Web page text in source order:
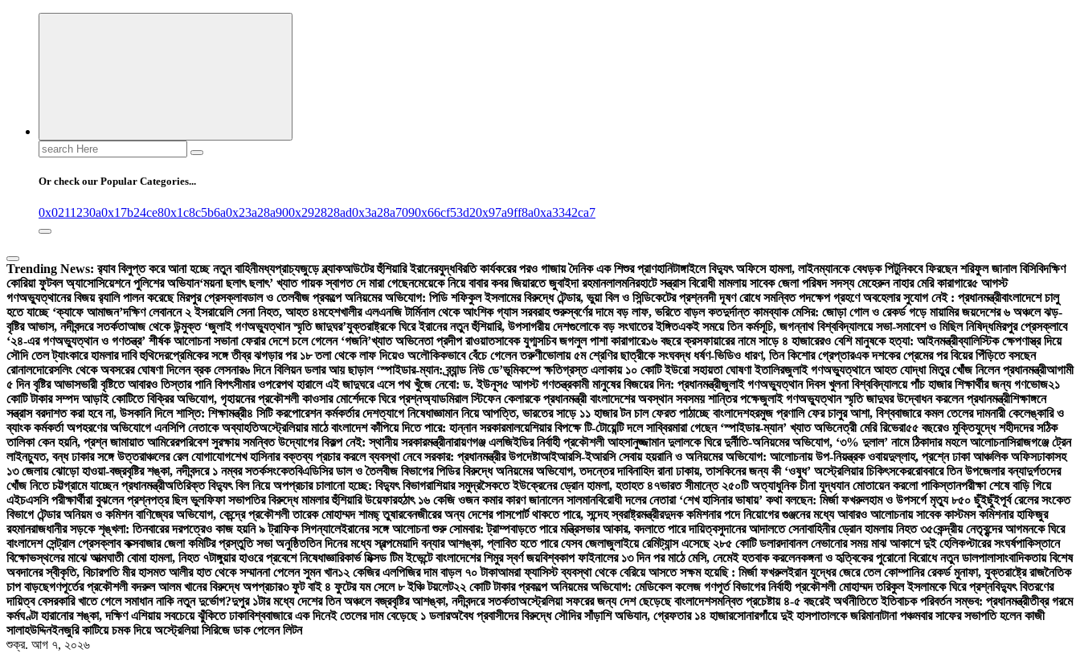
Search
for:
Or check our Popular Categories...
0x0211230a0x17b24ce80x1c8c5b6a0x23a28a900x292828ad0x3a28a7090x66cf53d20x97a9ff8a0xa3342ca7
Trending News: র‍্যাব বিলুপ্ত করে আনা হচ্ছে নতুন বাহিনীমধ্যপ্রাচ্যজুড়ে ব্ল্যাকআউটের হুঁশিয়ারি ইরানেরযুদ্ধবিরতি কার্যকরের পরও গাজায় দৈনিক এক শিশুর প্রাণহানিটাঙ্গাইলে বিদ্যুৎ অফিসে হামলা, লাইনম্যানকে বেধড়ক পিটুনিকবে ফিরছেন শরিফুল জানাল বিসিবিদক্ষিণ
কোরিয়া ফুটবল অ্যাসোসিয়েশনে পুলিশের অভিযান‘ময়না ছলাৎ ছলাৎ’ খ্যাত গায়ক স্বাগত দে মারা গেছেনমেয়েকে নিয়ে বাবার কবর জিয়ারতে জুবাইদা রহমানলালমনিরহাটে সন্ত্রাস বিরোধী মামলায় সাবেক জেলা পরিষদ সদস্য মেহেরুন নাহার মেরি কারাগারে৫ আগস্ট
গণঅভ্যুত্থানের বিজয় র‍্যালি পালন করেছে মিরপুর প্রেসক্লাবডাল ও তেলবীজ প্রকল্পে অনিয়মের অভিযোগ: পিডি শফিকুল ইসলামের বিরুদ্ধে টেন্ডার, ভুয়া বিল ও সিন্ডিকেটের প্রশ্ননদী দূষণ রোধে সমন্বিত পদক্ষেপ গ্রহণে অবহেলার সুযোগ নেই : প্রধানমন্ত্রীবাংলাদেশে চালু
হতে যাচ্ছে ‘ক্যাফে আমাজন’দক্ষিণ লেবাননে ২ ইসরায়েলি সেনা নিহত, আহত ৪মহেশখালীর এলএনজি টার্মিনাল থেকে আংশিক গ্যাস সরবরাহ শুরুস্বর্ণের দামে বড় লাফ, ভরিতে বাড়ল কতদুর্দান্ত কামব্যাক মেসির: জোড়া গোল ও রেকর্ড গড়ে মায়ামির জয়দেশের ৬ অঞ্চলে ঝড়-
বৃষ্টির আভাস, নদীবন্দরে সতর্কতাআজ থেকে উন্মুক্ত ‘জুলাই গণঅভ্যুত্থান স্মৃতি জাদুঘর’যুক্তরাষ্ট্রকে ঘিরে ইরানের নতুন হুঁশিয়ারি, উপসাগরীয় দেশগুলোকে বড় সংঘাতের ইঙ্গিতএকই সময়ে তিন কর্মসূচি, জগন্নাথ বিশ্ববিদ্যালয়ে সভা-সমাবেশ ও মিছিল নিষিদ্ধমিরপুর প্রেসক্লাবে
‘২৪-এর গণঅভ্যুত্থান ও গণতন্ত্র’ শীর্ষক আলোচনা সভানা ফেরার দেশে চলে গেলেন ‘গজনি’খ্যাত অভিনেতা প্রদীপ রাওয়াতসাবেক যুগ্মসচিব জগলুল পাশা কারাগারে১৬ বছরে ক্রসফায়ারের নামে সাড়ে ৪ হাজারেরও বেশি মানুষকে হত্যা: আইনমন্ত্রীব্যালিস্টিক ক্ষেপণাস্ত্র দিয়ে
সৌদি তেল ট্যাংকারে হামলার দাবি হুথিদেরপ্রেমিকের সঙ্গে তীব্র ঝগড়ার পর ১৮ তলা থেকে লাফ দিয়েও অলৌকিকভাবে বেঁচে গেলেন তরুণীভোলায় ৫ম শ্রেণির ছাত্রীকে সংঘবদ্ধ ধর্ষণ-ভিডিও ধারণ, তিন কিশোর গ্রেপ্তারএক দশকের প্রেমের পর বিয়ের পিঁড়িতে বসছেন
রোনালদোরেসলিং থেকে অবসরের ঘোষণা দিলেন ব্রক লেসনার৬ দিনে বিলিয়ন ডলার আয় ছাড়াল ‘স্পাইডার-ম্যান: ব্র্যান্ড নিউ ডে’ভূমিকম্পে ক্ষতিগ্রস্ত এলাকায় ১০ কোটি ইউরো সহায়তা ঘোষণা ইতালিরজুলাই গণঅভ্যুত্থানে আহত যোদ্ধা মিতুর খোঁজ নিলেন প্রধানমন্ত্রীআগামী
৫ দিন বৃষ্টির আভাসভারী বৃষ্টিতে আবারও তিস্তার পানি বিপৎসীমার ওপরেপথ হারালে এই জাদুঘরে এসে পথ খুঁজে নেবো: ড. ইউনূস৫ আগস্ট গণতন্ত্রকামী মানুষের বিজয়ের দিন: প্রধানমন্ত্রীজুলাই গণঅভ্যুত্থান দিবস খুলনা বিশ্ববিদ্যালয়ে পাঁচ হাজার শিক্ষার্থীর জন্য গণভোজ২১
কোটি টাকার সম্পদ আড়াই কোটিতে বিক্রির অভিযোগ, গৃহায়নের প্রকৌশলী কাওসার মোর্শেদকে ঘিরে প্রশ্নঅ্যাডমিরাল স্টিফেন কেলারকে প্রধানমন্ত্রী বাংলাদেশের অবস্থান সবসময় শান্তির পক্ষেজুলাই গণঅভ্যুত্থান স্মৃতি জাদুঘর উদ্বোধন করলেন প্রধানমন্ত্রীশিক্ষাঙ্গনে
সন্ত্রাস বরদাশত করা হবে না, উসকানি দিলে শাস্তি: শিক্ষামন্ত্রী৪ সিটি করপোরেশন কর্মকর্তার দেশত্যাগে নিষেধাজ্ঞামান নিয়ে আপত্তি, ভারতের সাড়ে ১১ হাজার টন চাল ফেরত পাঠাচ্ছে বাংলাদেশহরমুজ প্রণালি ফের চালুর আশা, বিশ্ববাজারে কমল তেলের দামনারী কেলেঙ্কারি ও
ব্যাংক কর্মকর্তা অপহরণের অভিযোগে এনসিপি নেতাকে অব্যাহতিঅস্ট্রেলিয়ার মাঠে বাংলাদেশ কাঁপিয়ে দিতে পারে: হান্নান সরকারমালয়েশিয়ার বিপক্ষে টি-টোয়েন্টি দলে সাব্বিরমারা গেছেন ‘স্পাইডার-ম্যান’ খ্যাত অভিনেত্রী মেরি রিভেরা৫৫ বছরেও মুক্তিযুদ্ধে শহীদদের সঠিক
তালিকা কেন হয়নি, প্রশ্ন জামায়াত আমিরেরপরিবেশ সুরক্ষায় সমন্বিত উদ্যোগের বিকল্প নেই: স্থানীয় সরকারমন্ত্রীনারায়ণগঞ্জ এলজিইডির নির্বাহী প্রকৌশলী আহসানুজ্জামান দুলালকে ঘিরে দুর্নীতি-অনিয়মের অভিযোগ, ‘৩% দুলাল’ নামে ঠিকাদার মহলে আলোচনাসিরাজগঞ্জে ট্রেন
লাইনচ্যুত, বন্ধ ঢাকার সঙ্গে উত্তরাঞ্চলের রেল যোগাযোগশেখ হাসিনার বক্তব্য প্রচার করলে ব্যবস্থা নেবে সরকার: প্রধানমন্ত্রীর উপদেষ্টাআইআরসি-ইআরসি সেবায় হয়রানি ও অনিয়মের অভিযোগ: আলোচনায় উপ-নিয়ন্ত্রক ওবায়দুল্লাহ, প্রশ্নে ঢাকা আঞ্চলিক অফিসঢাকাসহ
১৩ জেলায় ঝোড়ো হাওয়া-বজ্রবৃষ্টির শঙ্কা, নদীবন্দরে ১ নম্বর সতর্কসংকেতবিএডিসির ডাল ও তৈলবীজ বিভাগের পিডির বিরুদ্ধে অনিয়মের অভিযোগ, তদন্তের দাবিনাহিদ রানা ঢাকায়, তাসকিনের জন্য কী ‘ওষুধ’ অস্ট্রেলিয়ার চিকিৎসকেররোববারে তিন উপজেলার বন্যাদুর্গতদের
খোঁজ নিতে চট্টগ্রামে যাচ্ছেন প্রধানমন্ত্রীঅতিরিক্ত বিদ্যুৎ বিল নিয়ে অপপ্রচার চালানো হচ্ছে: বিদ্যুৎ বিভাগরাশিয়ার সমুদ্রসৈকতে ইউক্রেনের ড্রোন হামলা, হতাহত ৪৭ভারত সীমান্তে ২৫০টি অত্যাধুনিক চীনা যুদ্ধযান মোতায়েন করলো পাকিস্তানপরীক্ষা শেষে বাড়ি গিয়ে
এইচএসসি পরীক্ষার্থীরা বুঝলেন প্রশ্নপত্র ছিল ভুলফিফা সভাপতির বিরুদ্ধে মামলার হুঁশিয়ারি উয়েফারহঠাৎ ১৬ কেজি ওজন কমার কারণ জানালেন সালমানবিরোধী দলের নেতারা ‘শেখ হাসিনার ভাষায়’ কথা বলছেন: মির্জা ফখরুলহাম ও উপসর্গে মৃত্যু ৮৫০ ছুঁইছুঁইপূর্ব রেলের সংকেত
বিভাগে টেন্ডার অনিয়ম ও কমিশন বাণিজ্যের অভিযোগ, কেন্দ্রে প্রকৌশলী তারেক মোহাম্মদ শামছ্ তুষারবেনজীরের অন্য দেশের পাসপোর্ট থাকতে পারে, সন্দেহ স্বরাষ্ট্রমন্ত্রীরদুদক কমিশনার পদে নিয়োগের গুঞ্জনের মধ্যে আবারও আলোচনায় সাবেক কাস্টমস কমিশনার হাফিজুর
রহমানরাজধানীর সড়কে শৃঙ্খলা: তিনবারের দরপত্রেও কাজ হয়নি ৯ ট্রাফিক সিগন্যালেইরানের সঙ্গে আলোচনা শুরু সোমবার: ট্রাম্পবাড়তে পারে মন্ত্রিসভার আকার, বদলাতে পারে দায়িত্বসুদানের আদালতে সেনাবাহিনীর ড্রোন হামলায় নিহত ৩৫কেন্দ্রীয় নেতৃবৃন্দের আগমনকে ঘিরে
বাংলাদেশ সেন্ট্রাল প্রেসক্লাব কক্সবাজার জেলা কমিটির প্রস্তুতি সভা অনুষ্ঠিততিন দিনের মধ্যে স্বল্পমেয়াদি বন্যার আশঙ্কা, প্লাবিত হতে পারে যেসব জেলাজুলাইয়ে রেমিট্যান্স এসেছে ২৮৫ কোটি ডলারদাবানল নেভানোর সময় মাঝ আকাশে দুই হেলিকপ্টারের সংঘর্ষপাকিস্তানে
বিক্ষোভস্থলের মাঝে আত্মঘাতী বোমা হামলা, নিহত ৭টাঙ্গুয়ার হাওরে প্রবেশে নিষেধাজ্ঞারিকার্ভ মিক্সড টিম ইভেন্টে বাংলাদেশের শিমুর স্বর্ণ জয়বিশ্বকাপ ফাইনালের ১৩ দিন পর মাঠে মেসি, নেমেই হতবাক করলেনকঙ্গনা ও হৃত্বিকের পুরোনো বিরোধে নতুন ডালপালাসাংবাদিকতায় বিশেষ
অবদানের স্বীকৃতি, বিচারপতি মীর হাসমত আলীর হাত থেকে সম্মাননা পেলেন সুমন খান১২ কেজির এলপিজির দাম বাড়ল ৭০ টাকাআমরা ফ্যাসিস্ট ব্যবস্থা থেকে বেরিয়ে আসতে সক্ষম হয়েছি : মির্জা ফখরুলইরান যুদ্ধের জেরে তেল কোম্পানির রেকর্ড মুনাফা, যুক্তরাষ্ট্রে রাজনৈতিক
চাপ বাড়ছেগণপূর্তের প্রকৌশলী বদরুল আলম খানের বিরুদ্ধে অপপ্রচার৩ ফুট বাই ৪ ফুটের যম সেলে ৮ ইঞ্চি টয়লেট২২ কোটি টাকার প্রকল্পে অনিয়মের অভিযোগ: মেডিকেল কলেজ গণপূর্ত বিভাগের নির্বাহী প্রকৌশলী মোহাম্মদ তরিকুল ইসলামকে ঘিরে প্রশ্নবিদ্যুৎ বিতরণের
দায়িত্ব বেসরকারি খাতে গেলে সমাধান নাকি নতুন দুর্ভোগ?দুপুর ১টার মধ্যে দেশের তিন অঞ্চলে বজ্রবৃষ্টির আশঙ্কা, নদীবন্দরে সতর্কতাঅস্ট্রেলিয়া সফরের জন্য দেশ ছেড়েছে বাংলাদেশসমন্বিত প্রচেষ্টায় ৪-৫ বছরেই অর্থনীতিতে ইতিবাচক পরিবর্তন সম্ভব: প্রধানমন্ত্রীতীব্র গরমে
কর্মঘণ্টা হারানোর শঙ্কা, দক্ষিণ এশিয়ায় সবচেয়ে ঝুঁকিতে ঢাকাবিশ্ববাজারে এক দিনেই তেলের দাম বেড়েছে ১ ডলারঅবৈধ প্রবাসীদের বিরুদ্ধে সৌদির সাঁড়াশি অভিযান, গ্রেফতার ১৪ হাজারসোনারগাঁয়ে দুই হাসপাতালকে জরিমানাটানা পঞ্চমবার সাফের সভাপতি হলেন কাজী
সালাহউদ্দিনইনজুরি কাটিয়ে চমক দিয়ে অস্ট্রেলিয়া সিরিজে ডাক পেলেন লিটন
শুক্র. আগ ৭, ২০২৬